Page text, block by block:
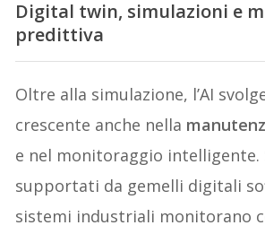
Digital twin, simulazioni e
predittiva
Oltre alla simulazione, l’AI
crescente anche nella
e nel monitoraggio intelligente.
supportati da gemelli digitali
sistemi industriali monitorano